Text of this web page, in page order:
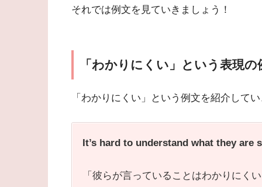
それでは例文を見ていきましょう！
「わかりにくい」という表現の
「わかりにくい」という例文を紹介して
It’s hard to understand what they are
「彼らが言っていることはわかりにく